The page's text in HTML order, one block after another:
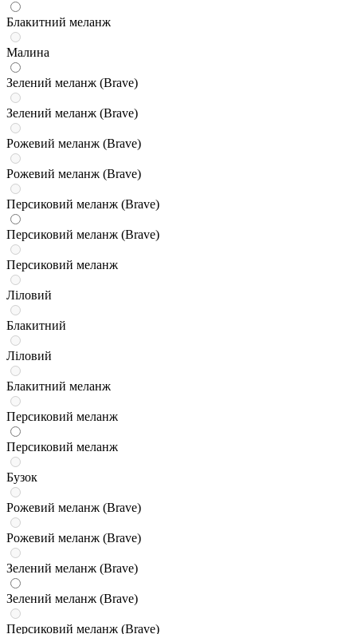
Блакитний меланж
Малина
Зелений меланж (Brave)
Зелений меланж (Brave)
Рожевий меланж (Brave)
Рожевий меланж (Brave)
Персиковий меланж (Brave)
Персиковий меланж (Brave)
Персиковий меланж
Ліловий
Блакитний
Ліловий
Блакитний меланж
Персиковий меланж
Персиковий меланж
Бузок
Рожевий меланж (Brave)
Рожевий меланж (Brave)
Зелений меланж (Brave)
Зелений меланж (Brave)
Персиковий меланж (Brave)